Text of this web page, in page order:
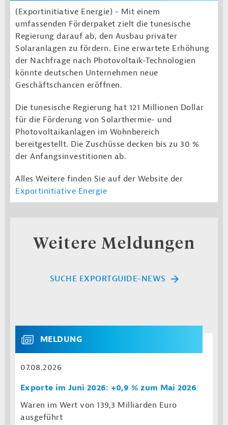
(Exportinitiative Energie) - Mit einem
umfassenden Förderpaket zielt die tunesische
Regierung darauf ab, den Ausbau privater
Solaranlagen zu fördern. Eine erwartete Erhöhung
der Nachfrage nach Photovoltaik-Technologien
könnte deutschen Unternehmen neue
Geschäftschancen eröffnen.
Die tunesische Regierung hat 121 Millionen Dollar
für die Förderung von Solarthermie- und
Photovoltaikanlagen im Wohnbereich
bereitgestellt. Die Zuschüsse decken bis zu 30 %
der Anfangsinvestitionen ab.
Alles Weitere finden Sie auf der Website der
Exportinitiative Energie
Weitere Meldungen
SUCHE EXPORTGUIDE-NEWS
MELDUNG
07.08.2026
Exporte im Juni 2026: +0,9 % zum Mai 2026
Waren im Wert von 139,3 Milliarden Euro
ausgeführt